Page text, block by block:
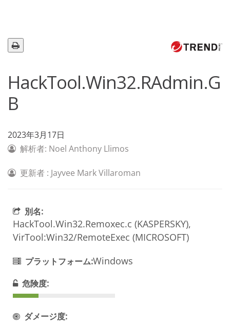
HackTool.Win32.RAdmin.G
B
2023年3月17日
解析者: Noel Anthony Llimos
更新者 : Jayvee Mark Villaroman
別名:
HackTool.Win32.Remoxec.c (KASPERSKY),
VirTool:Win32/RemoteExec (MICROSOFT)
プラットフォーム:Windows
危険度:
ダメージ度: